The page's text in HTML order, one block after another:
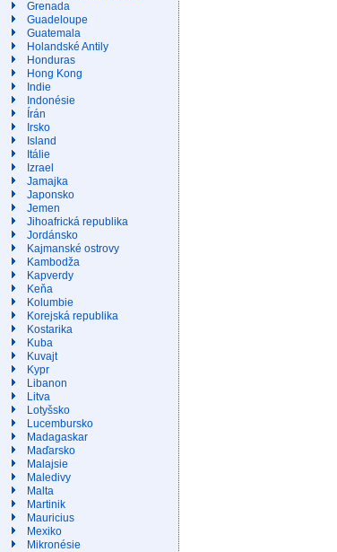
Grenada
Guadeloupe
Guatemala
Holandské Antily
Honduras
Hong Kong
Indie
Indonésie
Írán
Irsko
Island
Itálie
Izrael
Jamajka
Japonsko
Jemen
Jihoafrická republika
Jordánsko
Kajmanské ostrovy
Kambodža
Kapverdy
Keňa
Kolumbie
Korejská republika
Kostarika
Kuba
Kuvajt
Kypr
Libanon
Litva
Lotyšsko
Lucembursko
Madagaskar
Maďarsko
Malajsie
Maledivy
Malta
Martinik
Mauricius
Mexiko
Mikronésie